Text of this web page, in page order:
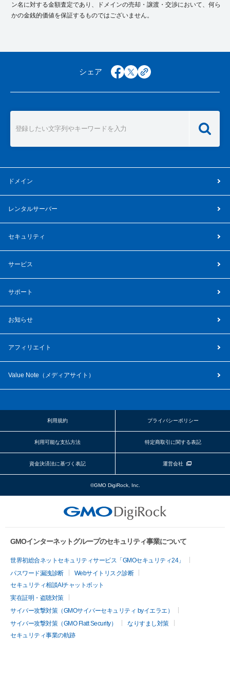
ン名に対する金額査定であり、ドメインの売却・譲渡・交渉において、 何ら
かの金銭的価値を保証するものではございません。
シェア facebook
x copy
ドメイン
レンタルサーバー
セキュリティ
サービス
サポート
お知らせ
アフィリエイト
Value Note（ メディアサイト ）
利用規約 プライバシーポリシー
利用可能な支払方法 特定商取引に関する表記
資金決済法に基づく表記 運営会社
©GMO DigiRock, Inc.
GMOインターネットグループのセキュリティ事業について
世界初総合ネットセキュリティサービス「GMOセキュリティ24」
パスワード漏洩診断
Webサイトリスク診断
セキュリティ相談AIチャットボット
実在証明・盗聴対策
サイバー攻撃対策（GMOサイバーセキュリティ byイエラエ）
サイバー攻撃対策（GMO Flatt Security）
なりすまし対策
セキュリティ事業の軌跡